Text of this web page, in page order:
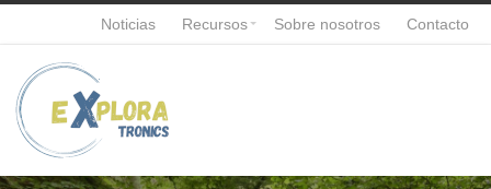
Noticias Recursos Sobre nosotros Contacto